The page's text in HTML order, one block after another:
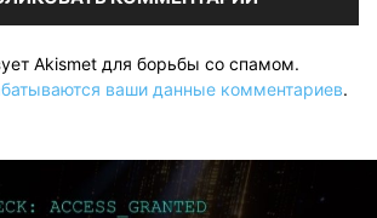
Akismet для борьбы со спамом.
ваши данные комментариев.